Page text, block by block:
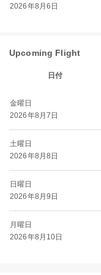
2026年8月6日
Upcoming Flight
日付
金曜日
2026年8月7日
土曜日
2026年8月8日
日曜日
2026年8月9日
月曜日
2026年8月10日